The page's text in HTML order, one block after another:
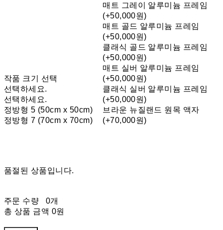
작품 크기 선택
선택하세요.
선택하세요.
정방형 5 (50cm x 50cm)
정방형 7 (70cm x 70cm)
매트 그레이 알루미늄 프레임
(+50,000원)
매트 골드 알루미늄 프레임
(+50,000원)
클래식 골드 알루미늄 프레임
(+50,000원)
매트 실버 알루미늄 프레임
(+50,000원)
클래식 실버 알루미늄 프레임
(+50,000원)
브라운 뉴질랜드 원목 액자
(+70,000원)
품절된 상품입니다.
주문 수량
0개
총 상품 금액 0원